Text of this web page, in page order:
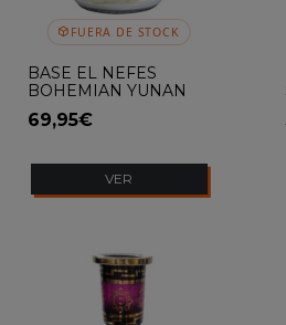
FUERA DE STOCK
BASE EL NEFES
BOHEMIAN YUNAN
OPAL
69,95€
VER